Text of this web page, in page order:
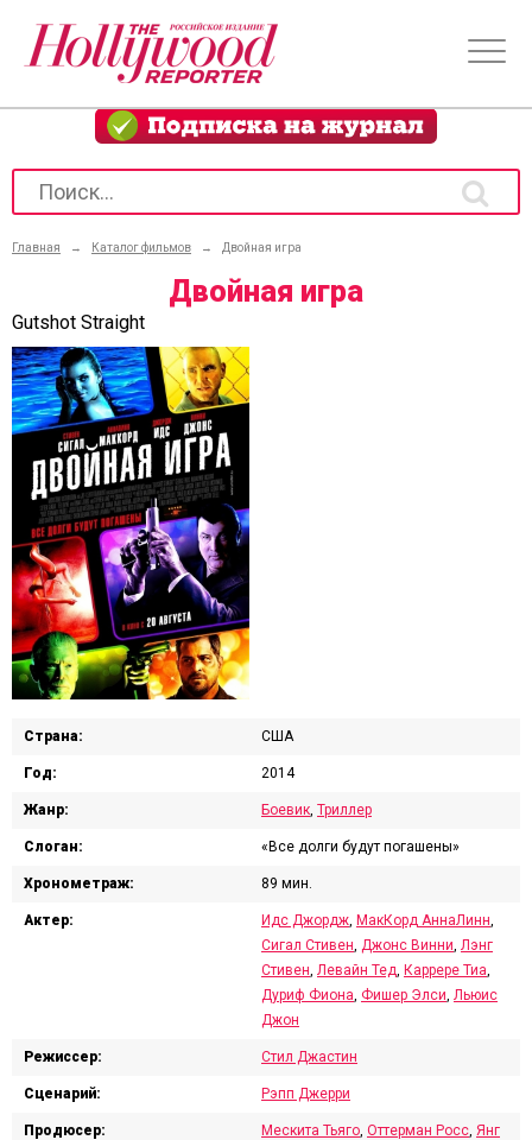
Главная → Каталог фильмов → Двойная игра
Двойная игра
Gutshot Straight
Страна: США
Год: 2014
Жанр: Боевик, Триллер
Слоган: «Все долги будут погашены»
Хронометраж: 89 мин.
Актер: Идс Джордж, МакКорд АннаЛинн,
Сигал Стивен, Джонс Винни, Лэнг
Стивен, Левайн Тед, Каррере Тиа,
Дуриф Фиона, Фишер Элси, Льюис
Джон
Режиссер: Стил Джастин
Сценарий: Рэпп Джерри
Продюсер: Мескита Тьяго, Оттерман Росс, Янг